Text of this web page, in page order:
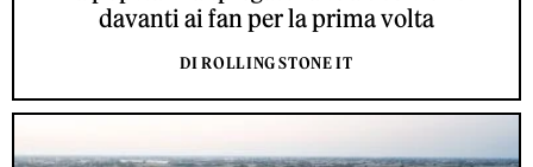
davanti ai fan per la prima volta
DI ROLLING STONE IT